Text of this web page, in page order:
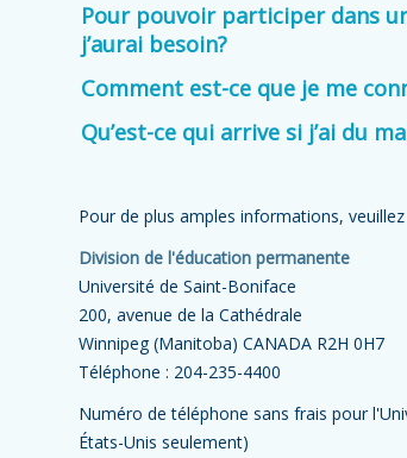
Pour pouvoir participer dans
j’aurai besoin?
Comment est-ce que je me
Qu’est-ce qui arrive si j’ai du
Pour de plus amples informations,
Division de l'éducation permanente
Université de Saint-Boniface
200, avenue de la Cathédrale
Winnipeg (Manitoba) CANADA R2H 0H7
Téléphone : 204-235-4400
Numéro de téléphone sans frais pour
États-Unis seulement)